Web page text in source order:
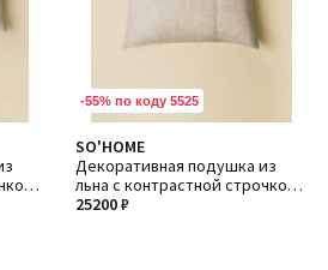
-55% по коду 5525
SO'HOME
Декоративная подушка из
льна с контрастной строчкой,
45х60 см.
25200 ₽